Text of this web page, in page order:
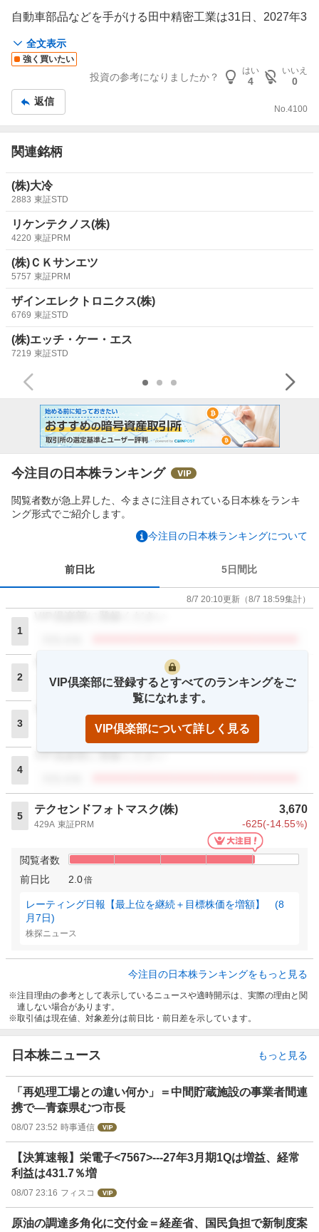
全文表示
自動車部品などを手がける田中精密工業は31日、2027年3
と発表した。従来予想は15億円だった。投資有価証券の
売却益が当初見込みを上回ったことや、子会社の精算手続
き完了による税負担軽減が寄与した。
同社は5月に保有する一部の投資有価証券を売却し、売却
益7億6300万円を特別利益に計上した。当初見込みは約6
億2000万円だった。売上高の見通しは前期比3％増の453
億円（従来予想は448億円）とした。熊本県で発生した地
震の影響については精査中とし、業績予想には織り込んで
いない。
同日発表した26年4～6月期の連結決算は、純利益が前年
同期比2.9倍の14億円だった。車両販売を手がけるモビリ
ティ事業の売り上げが好調だった。
強く買いたい
投資の参考になりましたか？
はい
4
いいえ
0
返信
No. 4100
関連銘柄
(株)大冷
2883 東証STD
リケンテクノス(株)
4220 東証PRM
(株)ＣＫサンエツ
5757 東証PRM
ザインエレクトロニクス(株)
6769 東証STD
(株)エッチ・ケー・エス
7219 東証STD
今注目の日本株ランキング
閲覧者数が急上昇した、今まさに注目されている日本株をランキ
ング形式でご紹介します。
今注目の日本株ランキングについて
前日比 5日間比
8/7 20:10更新 （8/7 18:59集計）
1
2
VIP倶楽部に登録ください
閲覧者数
3
4
VIP倶楽部に登録ください
5
テクセンドフォトマスク(株) 3,670
429A 東証PRM -625(-14.55%)
閲覧者数
前日比
2.0倍
レーティング日報【最上位を継続＋目標株価を増額】 (8
月7日)
株探ニュース
VIP倶楽部に登録するとすべてのランキングをご
覧になれます。
VIP倶楽部について詳しく見る
今注目の日本株ランキングをもっと見る
注目理由の参考として表示しているニュースや適時開示は、実際の理由と関
連しない場合があります。
取引値は現在値、対象差分は前日比・前日差を示しています。
日本株ニュース もっと見る
「再処理工場との違い何か」＝中間貯蔵施設の事業者間連
携で―青森県むつ市長
08/07 23:52 時事通信
【決算速報】栄電子<7567>---27年3月期1Qは増益、経常
利益は431.7％増
08/07 23:16 フィスコ
原油の調達多角化に交付金＝経産省、国民負担で新制度案